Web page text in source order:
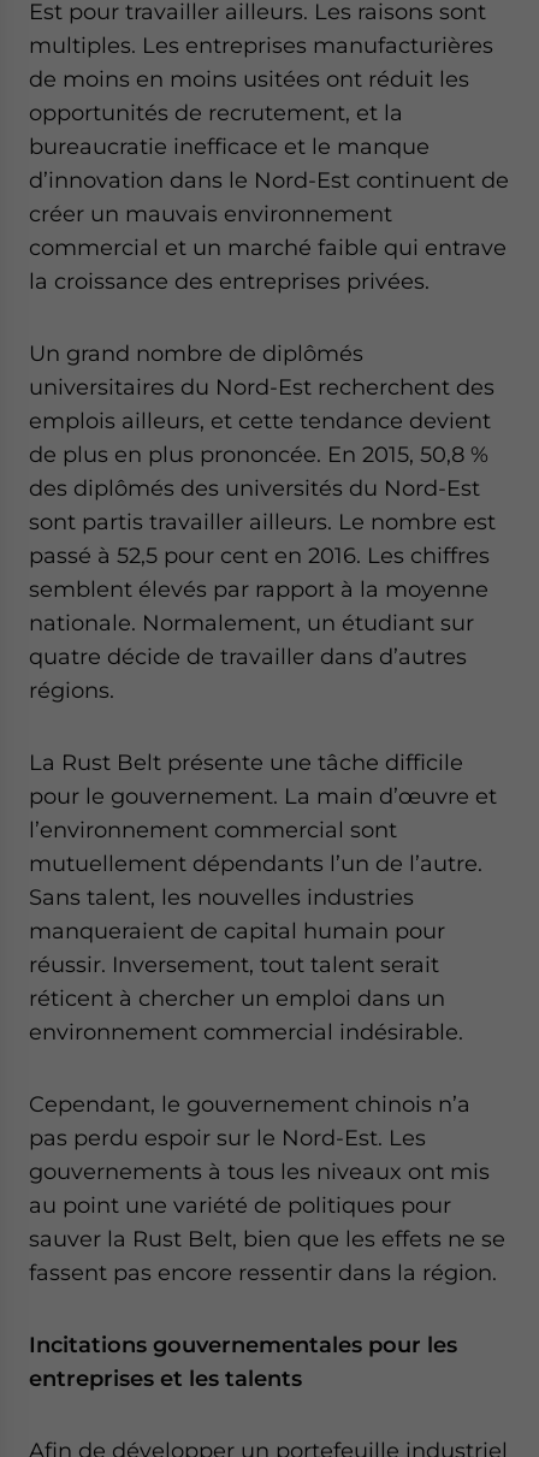
Est pour travailler ailleurs. Les raisons sont
multiples. Les entreprises manufacturières
de moins en moins usitées ont réduit les
opportunités de recrutement, et la
bureaucratie inefficace et le manque
d’innovation dans le Nord-Est continuent de
créer un mauvais environnement
commercial et un marché faible qui entrave
la croissance des entreprises privées.
Un grand nombre de diplômés
universitaires du Nord-Est recherchent des
emplois ailleurs, et cette tendance devient
de plus en plus prononcée. En 2015, 50,8 %
des diplômés des universités du Nord-Est
sont partis travailler ailleurs. Le nombre est
passé à 52,5 pour cent en 2016. Les chiffres
semblent élevés par rapport à la moyenne
nationale. Normalement, un étudiant sur
quatre décide de travailler dans d’autres
régions.
La Rust Belt présente une tâche difficile
pour le gouvernement. La main d’œuvre et
l’environnement commercial sont
mutuellement dépendants l’un de l’autre.
Sans talent, les nouvelles industries
manqueraient de capital humain pour
réussir. Inversement, tout talent serait
réticent à chercher un emploi dans un
environnement commercial indésirable.
Cependant, le gouvernement chinois n’a
pas perdu espoir sur le Nord-Est. Les
gouvernements à tous les niveaux ont mis
au point une variété de politiques pour
sauver la Rust Belt, bien que les effets ne se
fassent pas encore ressentir dans la région.
Incitations gouvernementales pour les
entreprises et les talents
Afin de développer un portefeuille industriel